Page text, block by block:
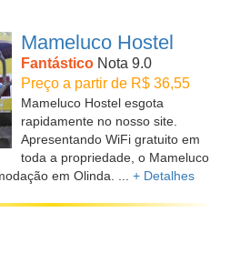
Mameluco Hostel
Fantástico Nota 9.0
Preço a partir de R$ 36,55
Mameluco Hostel esgota
rapidamente no nosso site.
Apresentando WiFi gratuito em
toda a propriedade, o Mameluco
em Olinda. ... + Detalhes